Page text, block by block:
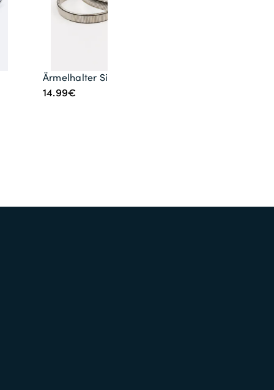
Ärmelhalter Silber
14.99€